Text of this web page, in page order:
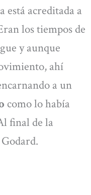
está acreditada a
los tiempos de
y aunque
ahí
a un
como lo había
final de la